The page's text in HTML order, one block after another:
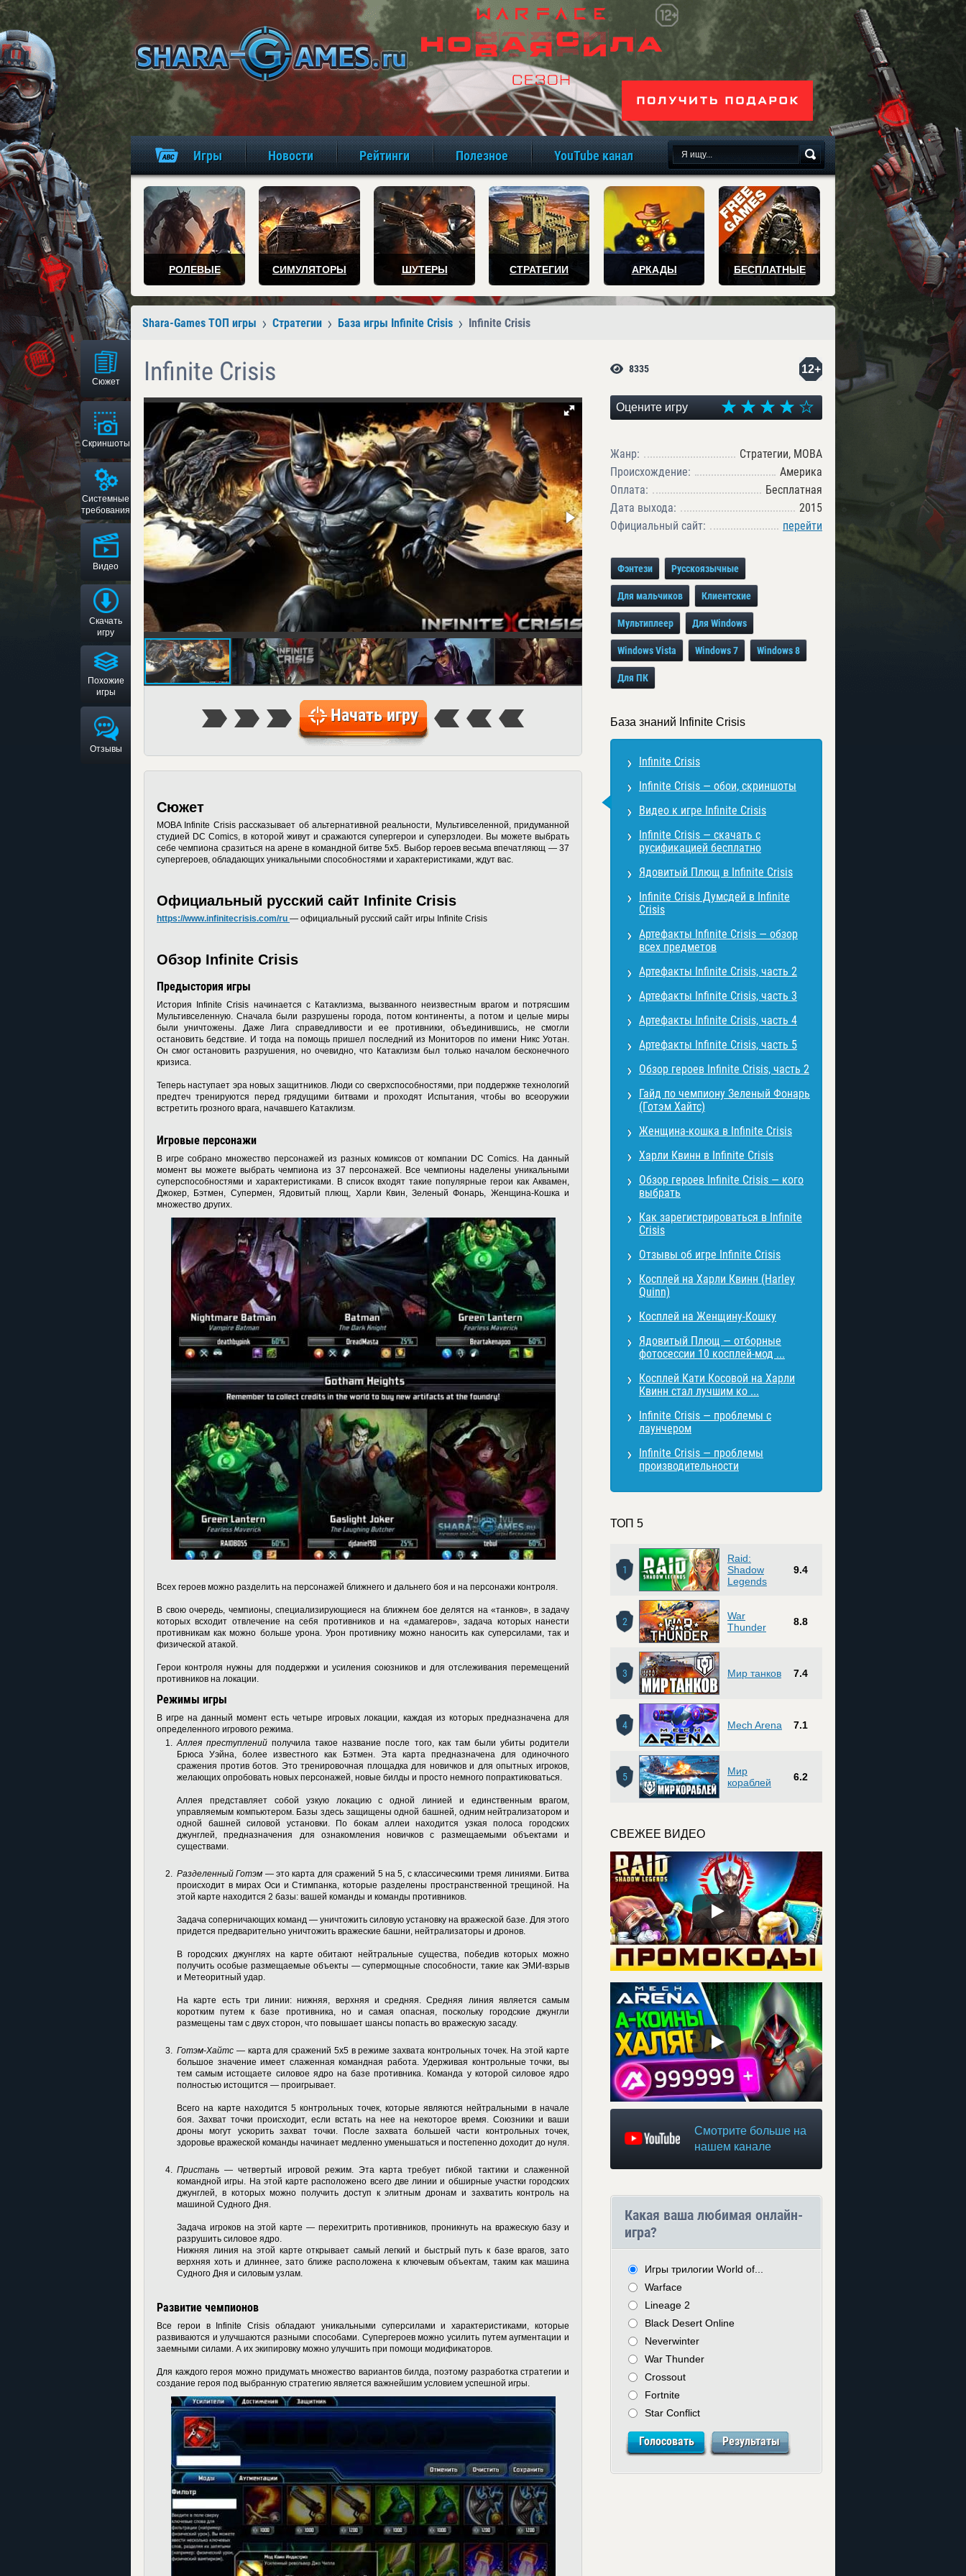
игры онлайн бесплатно
Игры Новости Рейтинги Полезное YouTube канал
РОЛЕВЫЕ СИМУЛЯТОРЫ ШУТЕРЫ СТРАТЕГИИ АРКАДЫ БЕСПЛАТНЫЕ
Shara-Games ТОП игры Стратегии База игры Infinite Crisis Infinite Crisis
Сюжет
Скриншоты
Системные
требования
Видео
Скачать
игру
Похожие
игры
Отзывы
Infinite Crisis
Начать игру
Сюжет
MOBA Infinite Crisis рассказывает об альтернативной реальности, Мультивселенной, придуманной
студией DC Comics, в которой живут и сражаются супергерои и суперзлодеи. Вы можете выбрать
себе чемпиона сразиться на арене в командной битве 5х5. Выбор героев весьма впечатляющ — 37
супергероев, обладающих уникальными способностями и характеристиками, ждут вас.
Официальный русский сайт Infinite Crisis
https://www.infinitecrisis.com/ru — официальный русский сайт игры Infinite Crisis
Обзор Infinite Crisis
Предыстория игры
История Infinite Crisis начинается с Катаклизма, вызванного неизвестным врагом и потрясшим
Мультивселенную. Сначала были разрушены города, потом континенты, а потом и целые миры
были уничтожены. Даже Лига справедливости и ее противники, объединившись, не смогли
остановить бедствие. И тогда на помощь пришел последний из Мониторов по имени Никс Уотан.
Он смог остановить разрушения, но очевидно, что Катаклизм был только началом бесконечного
кризиса.
Теперь наступает эра новых защитников. Люди со сверхспособностями, при поддержке технологий
предтеч тренируются перед грядущими битвами и проходят Испытания, чтобы во всеоружии
встретить грозного врага, начавшего Катаклизм.
Игровые персонажи
В игре собрано множество персонажей из разных комиксов от компании DC Comics. На данный
момент вы можете выбрать чемпиона из 37 персонажей. Все чемпионы наделены уникальными
суперспособностями и характеристиками. В список входят такие популярные герои как Аквамен,
Джокер, Бэтмен, Супермен, Ядовитый плющ, Харли Квин, Зеленый Фонарь, Женщина-Кошка и
множество других.
Всех героев можно разделить на персонажей ближнего и дальнего боя и на персонажи контроля.
В свою очередь, чемпионы, специализирующиеся на ближнем бое делятся на «танков», в задачу
которых всходит отвлечение на себя противников и на «дамагеров», задача которых нанести
противникам как можно больше урона. Урон противнику можно наносить как суперсилами, так и
физической атакой.
Герои контроля нужны для поддержки и усиления союзников и для отслеживания перемещений
противников на локации.
Режимы игры
В игре на данный момент есть четыре игровых локации, каждая из которых предназначена для
определенного игрового режима.
Аллея преступлений получила такое название после того, как там были убиты родители
Брюса Уэйна, более известного как Бэтмен. Эта карта предназначена для одиночного
сражения против ботов. Это тренировочная площадка для новичков и для опытных игроков,
желающих опробовать новых персонажей, новые билды и просто немного попрактиковаться.
Аллея представляет собой узкую локацию с одной линией и единственным врагом,
управляемым компьютером. Базы здесь защищены одной башней, одним нейтрализатором и
одной башней силовой установки. По бокам аллеи находится узкая полоса городских
джунглей, предназначения для ознакомления новичков с размещаемыми объектами и
существами.
Разделенный Готэм — это карта для сражений 5 на 5, с классическими тремя линиями. Битва
происходит в мирах Оси и Стимпанка, которые разделены пространственной трещиной. На
этой карте находится 2 базы: вашей команды и команды противников.
Задача соперничающих команд — уничтожить силовую установку на вражеской базе. Для этого
придется предварительно уничтожить вражеские башни, нейтрализаторы и дронов.
В городских джунглях на карте обитают нейтральные существа, победив которых можно
получить особые размещаемые объекты — супермощные способности, такие как ЭМИ-взрыв
и Метеоритный удар.
На карте есть три линии: нижняя, верхняя и средняя. Средняя линия является самым
коротким путем к базе противника, но и самая опасная, поскольку городские джунгли
размещены там с двух сторон, что повышает шансы попасть во вражескую засаду.
Готэм-Хайтс — карта для сражений 5х5 в режиме захвата контрольных точек. На этой карте
большое значение имеет слаженная командная работа. Удерживая контрольные точки, вы
тем самым истощаете силовое ядро на базе противника. Команда у которой силовое ядро
полностью истощится — проигрывает.
Всего на карте находится 5 контрольных точек, которые являются нейтральными в начале
боя. Захват точки происходит, если встать на нее на некоторое время. Союзники и ваши
дроны могут ускорить захват точки. После захвата большей части контрольных точек,
здоровье вражеской команды начинает медленно уменьшаться и постепенно доходит до нуля.
Пристань — четвертый игровой режим. Эта карта требует гибкой тактики и слаженной
командной игры. На этой карте расположено всего две линии и обширные участки городских
джунглей, в которых можно получить доступ к элитным дронам и захватить контроль на
машиной Судного Дня.
Задача игроков на этой карте — перехитрить противников, проникнуть на вражескую базу и
разрушить силовое ядро.
Нижняя линия на этой карте открывает самый легкий и быстрый путь к базе врагов, зато
верхняя хоть и длиннее, зато ближе расположена к ключевым объектам, таким как машина
Судного Дня и силовым узлам.
Развитие чемпионов
Все герои в Infinite Crisis обладают уникальными суперсилами и характеристиками, которые
развиваются и улучшаются разными способами. Супергероев можно усилить путем аугментации и
заемными силами. А их экипировку можно улучшить при помощи модификаторов.
Для каждого героя можно придумать множество вариантов билда, поэтому разработка стратегии и
создание героя под выбранную стратегию является важнейшим условием успешной игры.
12+
8335
Оцените игру
Жанр:
Стратегии, MOBA
Происхождение:
Америка
Оплата:
Бесплатная
Дата выхода:
2015
Официальный сайт:
перейти
Фэнтези Русскоязычные
Для мальчиков Клиентские
Мультиплеер Для Windows
Windows Vista Windows 7 Windows 8
Для ПК
База знаний Infinite Crisis
Infinite Crisis
Infinite Crisis — обои, скриншоты
Видео к игре Infinite Crisis
Infinite Crisis — скачать с
русификацией бесплатно
Ядовитый Плющ в Infinite Crisis
Infinite Crisis Думсдей в Infinite
Crisis
Артефакты Infinite Crisis — обзор
всех предметов
Артефакты Infinite Crisis, часть 2
Артефакты Infinite Crisis, часть 3
Артефакты Infinite Crisis, часть 4
Артефакты Infinite Crisis, часть 5
Обзор героев Infinite Crisis, часть 2
Гайд по чемпиону Зеленый Фонарь
(Готэм Хайтс)
Женщина-кошка в Infinite Crisis
Харли Квинн в Infinite Crisis
Обзор героев Infinite Crisis — кого
выбрать
Как зарегистрироваться в Infinite
Crisis
Отзывы об игре Infinite Crisis
Косплей на Харли Квинн (Harley
Quinn)
Косплей на Женщину-Кошку
Ядовитый Плющ — отборные
фотосессии 10 косплей-мод ...
Косплей Кати Косовой на Харли
Квинн стал лучшим ко ...
Infinite Crisis — проблемы с
лаунчером
Infinite Crisis — проблемы
производительности
ТОП 5
1
Raid:
Shadow
Legends
9.4
2
War
Thunder
8.8
3 Мир танков 7.4
4 Mech Arena 7.1
5
Мир
кораблей
6.2
СВЕЖЕЕ ВИДЕО
Смотрите больше на
нашем канале
Какая ваша любимая онлайн-
игра?
Игры трилогии World of...
Warface
Lineage 2
Black Desert Online
Neverwinter
War Thunder
Crossout
Fortnite
Star Conflict